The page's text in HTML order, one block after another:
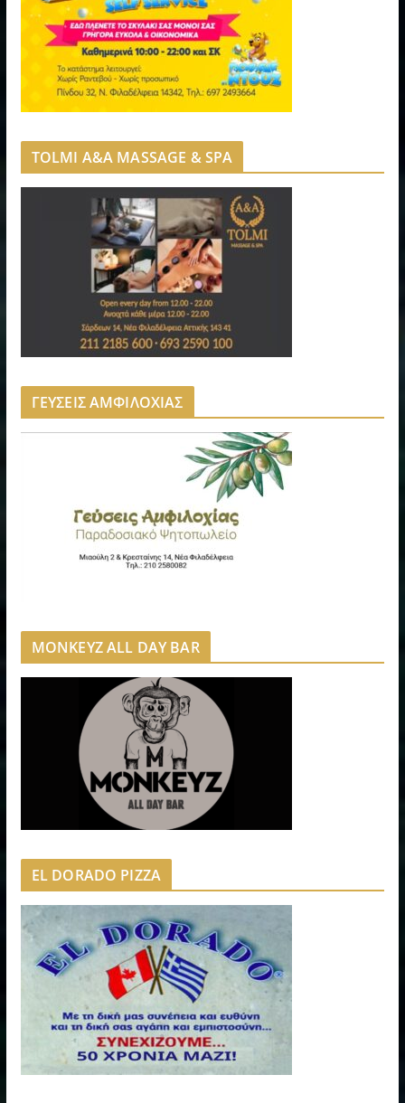
TOLMI A&A MASSAGE & SPA
ΓΕΥΣΕΙΣ ΑΜΦΙΛΟΧΙΑΣ
MONKEYZ ALL DAY BAR
EL DORADO PIZZA